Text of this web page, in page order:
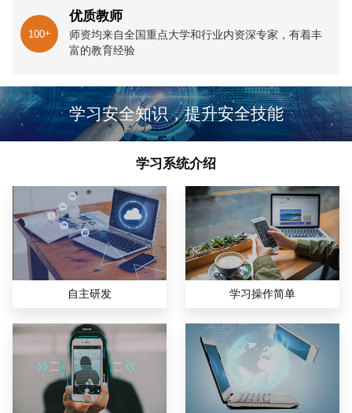
100+
优质教师
师资均来自全国重点大学和行业内资深专家，有着丰
富的教育经验
学习安全知识，提升安全技能
学习系统介绍
自主研发 学习操作简单